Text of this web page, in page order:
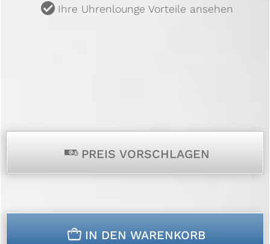
u Ihre Uhrenlounge Vorteile ansehen
p PREIS VORSCHLAGEN
n IN DEN WARENKORB